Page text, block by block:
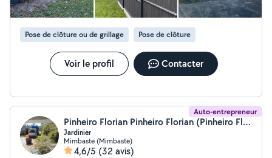
Pose de clôture ou de grillage Pose de clôture
Voir le profil Contacter
Auto-entrepreneur
Pinheiro Florian Pinheiro Florian (Pinheiro Florian)
Jardinier
Mimbaste (Mimbaste)
4,6/5 (32 avis)